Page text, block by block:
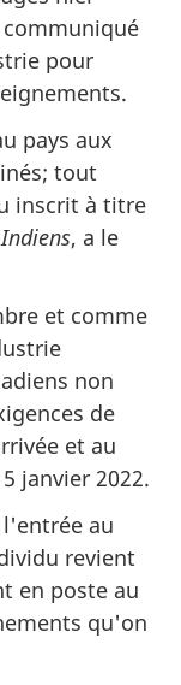
pour
pays aux
tout
inscrit à titre
, a le
et comme
non
de
et au
janvier 2022.
au
revient
en poste au
qu'on